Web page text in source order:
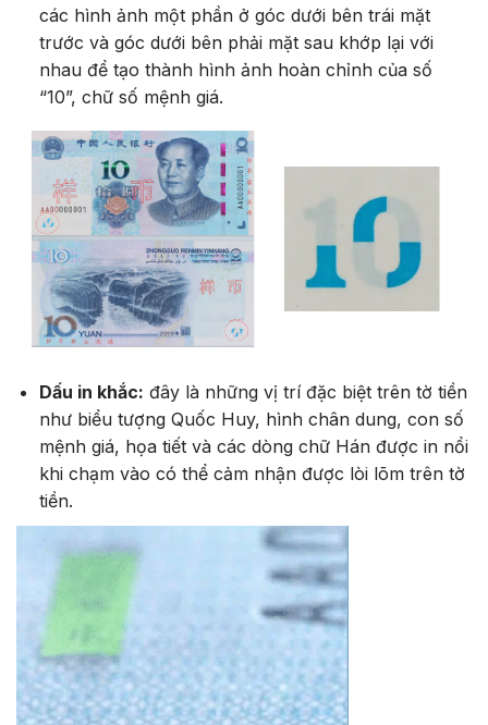
các hình ảnh một phần ở góc dưới bên trái mặt
trước và góc dưới bên phải mặt sau khớp lại với
nhau để tạo thành hình ảnh hoàn chỉnh của số
“10”, chữ số mệnh giá.
Dấu in khắc: đây là những vị trí đặc biệt trên tờ tiền
như biểu tượng Quốc Huy, hình chân dung, con số
mệnh giá, họa tiết và các dòng chữ Hán được in nổi
khi chạm vào có thể cảm nhận được lòi lõm trên tờ
tiền.